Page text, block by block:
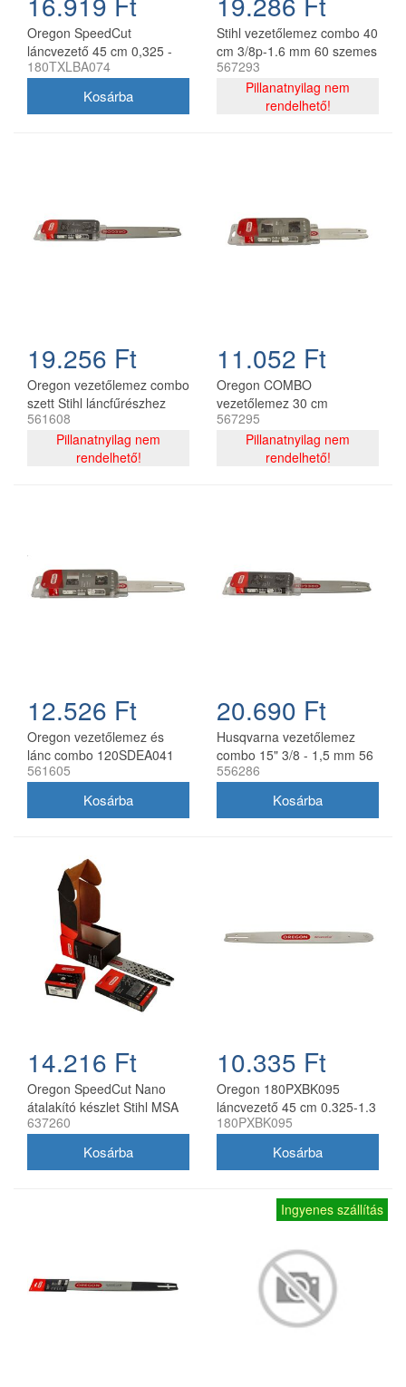
Oregon SpeedCut
láncvezető 45 cm 0,325 -
1,3 mm 68 szem Stihl
180TXLBA074
Stihl vezetőlemez combo 40
cm 3/8p-1.6 mm 60 szemes
lánccal, Oregon
75DPX060E, 2 db lánc
567293
Pillanatnyilag nem
rendelhető!
19.256 Ft
Oregon vezetőlemez combo
szett Stihl láncfűrészhez
325 - 1,6 mm 40 cm 67
szemes
561608
Pillanatnyilag nem
rendelhető!
11.052 Ft
Oregon COMBO
vezetőlemez 30 cm
120SDEA074 + 2 db
91P044E lánc 3/8P 1.3 mm
44 szemes
567295
Pillanatnyilag nem
rendelhető!
12.526 Ft
Oregon vezetőlemez és
lánc combo 120SDEA041
30 cm 3/8 1,3 mm 2x
561605
20.690 Ft
Husqvarna vezetőlemez
combo 15" 3/8 - 1,5 mm 56
szemes 2 db Oregon
556286
14.216 Ft
Oregon SpeedCut Nano
átalakító készlet Stihl MSA
161T 10" 325 1,1 mm
637260
10.335 Ft
Oregon 180PXBK095
láncvezető 45 cm 0.325-1.3
mm 72 szemes Husqvarna
180PXBK095
Ingyenes szállítás